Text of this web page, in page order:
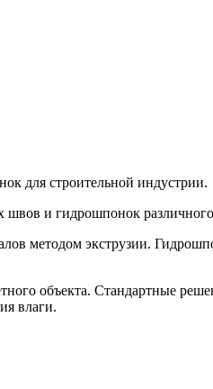
для строительной индустрии.
и гидрошпонок различного
методом экструзии.
объекта. Стандартные
влаги.